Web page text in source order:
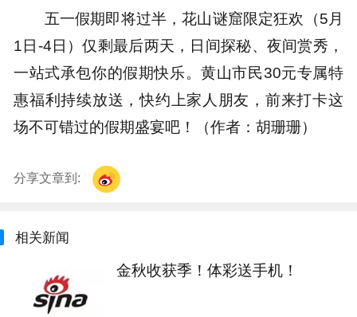
五一假期即将过半，花山谜窟限定狂欢（5月
1日-4日）仅剩最后两天，日间探秘、夜间赏秀，
一站式承包你的假期快乐。黄山市民30元专属特
惠福利持续放送，快约上家人朋友，前来打卡这
场不可错过的假期盛宴吧！（作者：胡珊珊）
分享文章到:
相关新闻
金秋收获季！体彩送手机！